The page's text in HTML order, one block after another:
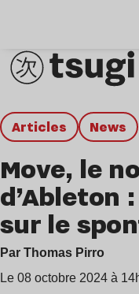
Articles news
Move, le
d’Ableton
sur le
Par Thomas Pirro
Le 08 octobre 2024 à